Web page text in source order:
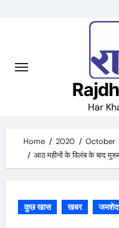
Har
Home 2020 October
आठ महीनों के विलंब के बाद
कुछ खास खबर